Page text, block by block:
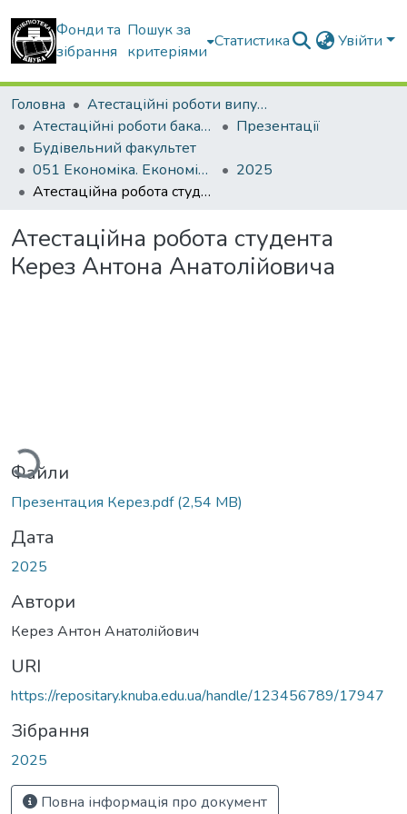
Фонди та
зібрання
Пошук за
критеріями
Статистика Увійти
Головна
Атестаційні роботи випускників
Атестаційні роботи бакалаврів
Презентації
Будівельний факультет
051 Економіка. Економіка підприємства
2025
Атестаційна робота студента Керез Антона Анатолійовича
Атестаційна робота студента
Керез Антона Анатолійовича
Файли
Презентация Керез.pdf(2,54 MB)
Дата
2025
Автори
Керез Антон Анатолійович
URI
https://repositary.knuba.edu.ua/handle/123456789/17947
Зібрання
2025
Повна інформація про документ